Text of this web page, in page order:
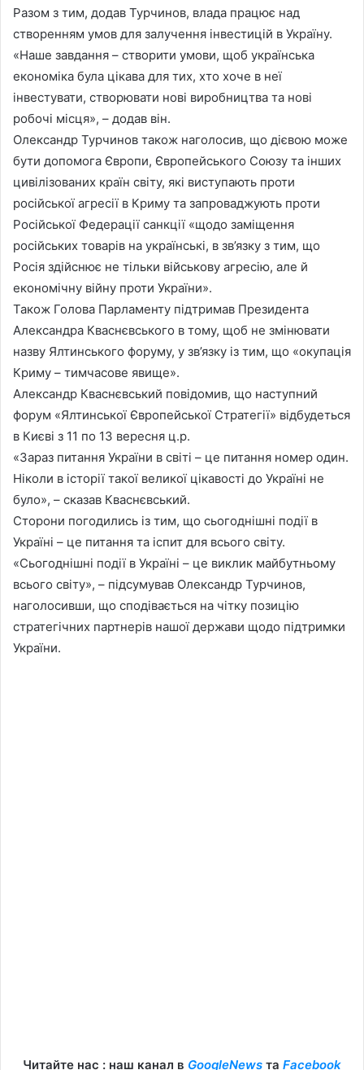
Разом з тим, додав Турчинов, влада працює над
створенням умов для залучення інвестицій в Україну.
«Наше завдання – створити умови, щоб українська
економіка була цікава для тих, хто хоче в неї
інвестувати, створювати нові виробництва та нові
робочі місця», – додав він.
Олександр Турчинов також наголосив, що дієвою може
бути допомога Європи, Європейського Союзу та інших
цивілізованих країн світу, які виступають проти
російської агресії в Криму та запроваджують проти
Російської Федерації санкції «щодо заміщення
російських товарів на українські, в зв’язку з тим, що
Росія здійснює не тільки військову агресію, але й
економічну війну проти України».
Також Голова Парламенту підтримав Президента
Александра Кваснєвського в тому, щоб не змінювати
назву Ялтинського форуму, у зв’язку із тим, що «окупація
Криму – тимчасове явище».
Александр Кваснєвський повідомив, що наступний
форум «Ялтинської Європейської Стратегії» відбудеться
в Києві з 11 по 13 вересня ц.р.
«Зараз питання України в світі – це питання номер один.
Ніколи в історії такої великої цікавості до Україні не
було», – сказав Кваснєвський.
Сторони погодились із тим, що сьогоднішні події в
Україні – це питання та іспит для всього світу.
«Сьогоднішні події в Україні – це виклик майбутньому
всього світу», – підсумував Олександр Турчинов,
наголосивши, що сподівається на чітку позицію
стратегічних партнерів нашої держави щодо підтримки
України.
Читайте нас : наш канал в GoogleNews та Facebook